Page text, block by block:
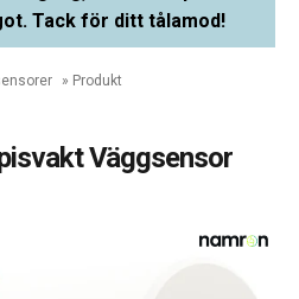
Tack för ditt tålamod!
» Produkt
Väggsensor